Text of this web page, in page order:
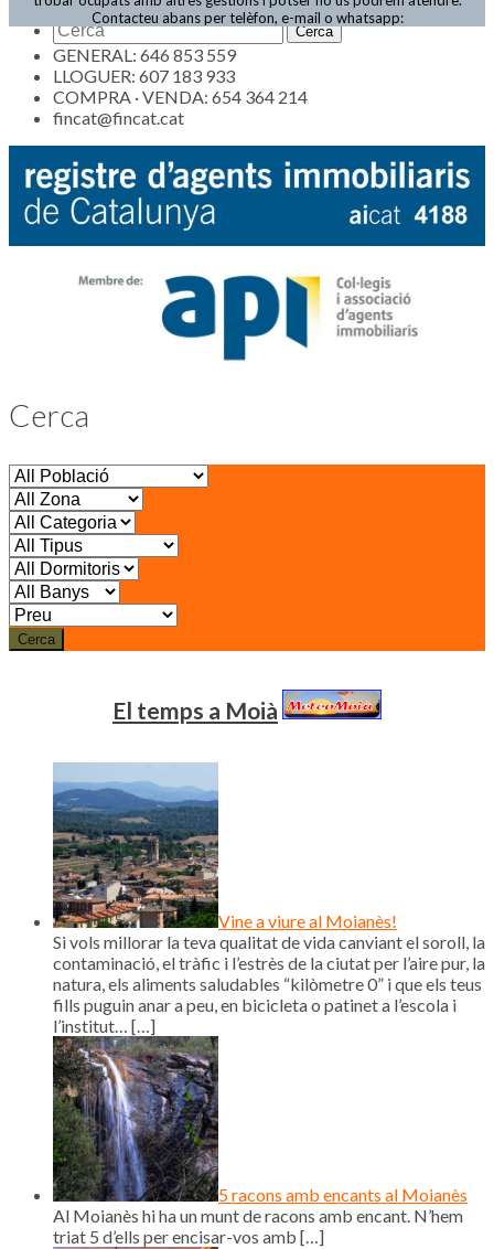
ActualitatContacteu abans per telèfon, e-mail o whatsapp:
GENERAL: 646 853 559
LLOGUER: 607 183 933
COMPRA · VENDA: 654 364 214
fincat@fincat.cat
Cerca
Cerca
El temps a Moià
Vine a viure al Moianès!
Si vols millorar la teva qualitat de vida canviant el soroll, la
contaminació, el tràfic i l’estrès de la ciutat per l’aire pur, la
natura, els aliments saludables “kilòmetre 0” i que els teus
fills puguin anar a peu, en bicicleta o patinet a l’escola i
l’institut… […]
5 racons amb encants al Moianès
Al Moianès hi ha un munt de racons amb encant. N’hem
triat 5 d’ells per encisar-vos amb […]